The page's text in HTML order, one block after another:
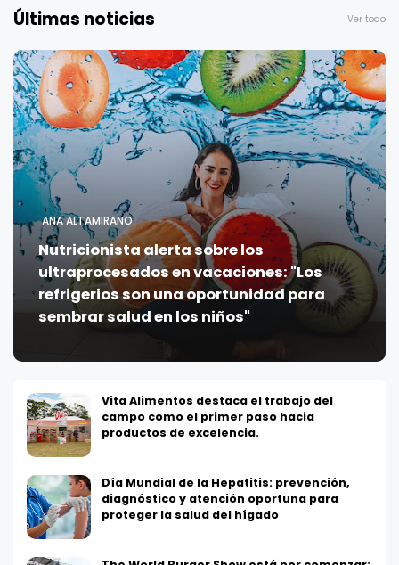
Últimas noticias Ver todo
ANA ALTAMIRANO
Nutricionista alerta sobre los
ultraprocesados en vacaciones: "Los
refrigerios son una oportunidad para
sembrar salud en los niños"
Vita Alimentos destaca el trabajo del
campo como el primer paso hacia
productos de excelencia.
Día Mundial de la Hepatitis: prevención,
diagnóstico y atención oportuna para
proteger la salud del hígado